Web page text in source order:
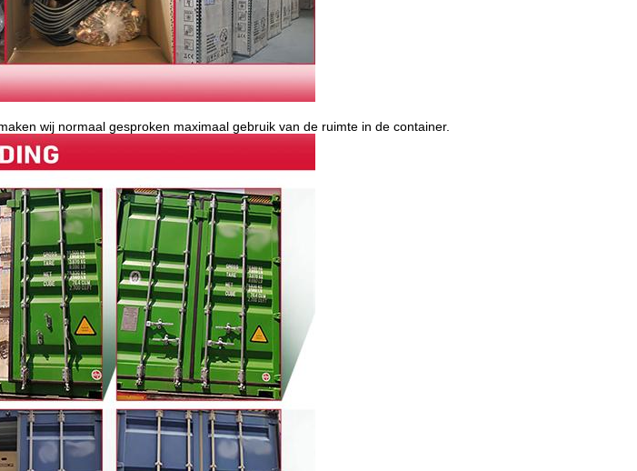
wij normaal gesproken maximaal gebruik van de ruimte in de container.